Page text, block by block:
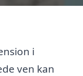
i
ven kan